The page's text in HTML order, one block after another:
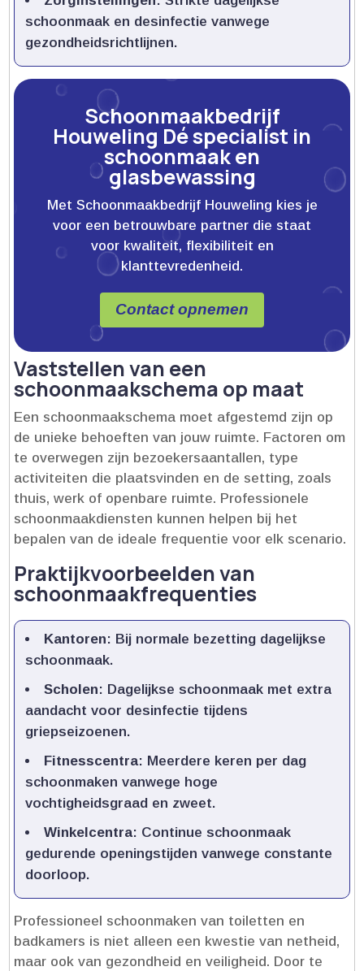
schoonmaak en desinfectie vanwege
gezondheidsrichtlijnen.​
Schoonmaakbedrijf
Houweling Dé specialist in
schoonmaak en
glasbewassing
Met Schoonmaakbedrijf Houweling kies je
voor een betrouwbare partner die staat
voor kwaliteit, flexibiliteit en
klanttevredenheid.
Contact opnemen
Vaststellen van een
schoonmaakschema op maat
Een schoonmaakschema moet afgestemd zijn op
de unieke behoeften van jouw ruimte.​ Factoren om
te overwegen zijn bezoekersaantallen, type
activiteiten die plaatsvinden en de setting, zoals
thuis, werk of openbare ruimte.​ Professionele
schoonmaakdiensten kunnen helpen bij het
bepalen van de ideale frequentie voor elk scenario.​
Praktijkvoorbeelden van
schoonmaakfrequenties
Kantoren: Bij normale bezetting dagelijkse
schoonmaak.​
Scholen: Dagelijkse schoonmaak met extra
aandacht voor desinfectie tijdens
griepseizoenen.​
Fitnesscentra: Meerdere keren per dag
schoonmaken vanwege hoge
vochtigheidsgraad en zweet.​
Winkelcentra: Continue schoonmaak
gedurende openingstijden vanwege constante
doorloop.​
Professioneel schoonmaken van toiletten en
badkamers is niet alleen een kwestie van netheid,
maar ook van gezondheid en veiligheid.​ Door te